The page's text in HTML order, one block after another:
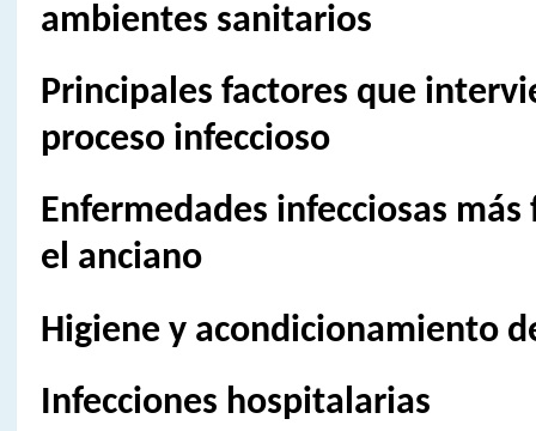
ambientes sanitarios
Principales factores que
proceso infeccioso
Enfermedades infecciosas
el anciano
Higiene y acondicionamiento
Infecciones hospitalarias